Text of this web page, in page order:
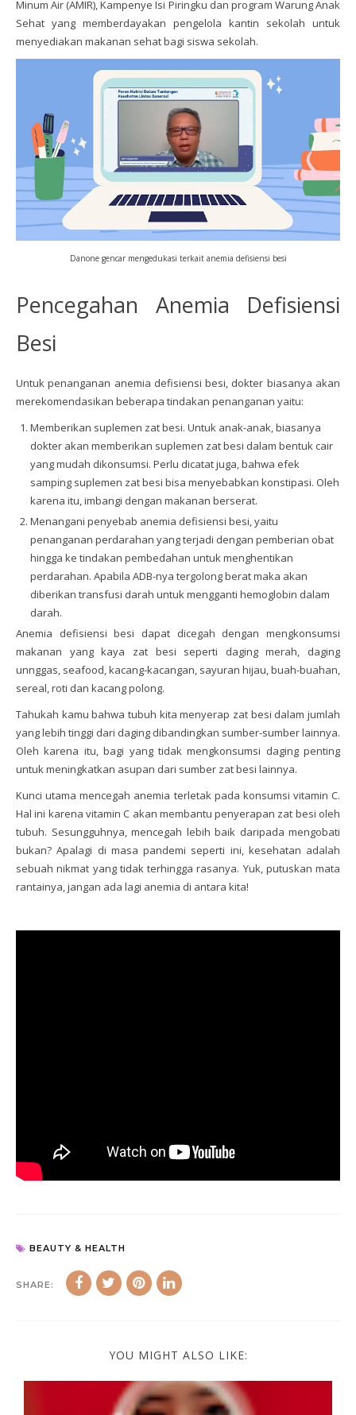
Minum Air (AMIR), Kampenye Isi Piringku dan program Warung Anak
Sehat yang memberdayakan pengelola kantin sekolah untuk
menyediakan makanan sehat bagi siswa sekolah.
Danone gencar mengedukasi terkait anemia defisiensi besi
Pencegahan Anemia Defisiensi
Besi
Untuk penanganan anemia defisiensi besi, dokter biasanya akan
merekomendasikan beberapa tindakan penanganan yaitu:
Memberikan suplemen zat besi. Untuk anak-anak, biasanya
dokter akan memberikan suplemen zat besi dalam bentuk cair
yang mudah dikonsumsi. Perlu dicatat juga, bahwa efek
samping suplemen zat besi bisa menyebabkan konstipasi. Oleh
karena itu, imbangi dengan makanan berserat.
Menangani penyebab anemia defisiensi besi, yaitu
penanganan perdarahan yang terjadi dengan pemberian obat
hingga ke tindakan pembedahan untuk menghentikan
perdarahan. Apabila ADB-nya tergolong berat maka akan
diberikan transfusi darah untuk mengganti hemoglobin dalam
darah.
Anemia defisiensi besi dapat dicegah dengan mengkonsumsi
makanan yang kaya zat besi seperti daging merah, daging
unnggas, seafood, kacang-kacangan, sayuran hijau, buah-buahan,
sereal, roti dan kacang polong.
Tahukah kamu bahwa tubuh kita menyerap zat besi dalam jumlah
yang lebih tinggi dari daging dibandingkan sumber-sumber lainnya.
Oleh karena itu, bagi yang tidak mengkonsumsi daging penting
untuk meningkatkan asupan dari sumber zat besi lainnya.
Kunci utama mencegah anemia terletak pada konsumsi vitamin C.
Hal ini karena vitamin C akan membantu penyerapan zat besi oleh
tubuh. Sesungguhnya, mencegah lebih baik daripada mengobati
bukan? Apalagi di masa pandemi seperti ini, kesehatan adalah
sebuah nikmat yang tidak terhingga rasanya. Yuk, putuskan mata
rantainya, jangan ada lagi anemia di antara kita!
BEAUTY & HEALTH
SHARE:
YOU MIGHT ALSO LIKE: